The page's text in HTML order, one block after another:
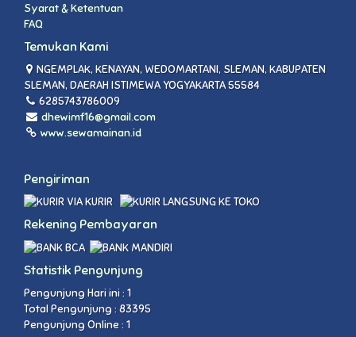
Syarat & Ketentuan
FAQ
Temukan Kami
NGEMPLAK, KENAYAN, WEDOMARTANI, SLEMAN, KABUPATEN
SLEMAN, DAERAH ISTIMEWA YOGYAKARTA 55584
6285743786009
dhewimf16@gmail.com
www.sewamainan.id
Pengiriman
VIA KURIR LANGSUNG KE TOKO
Rekening Pembayaran
Statistik Pengunjung
Pengunjung Hari ini : 1
Total Pengunjung : 83395
Pengunjung Online : 1